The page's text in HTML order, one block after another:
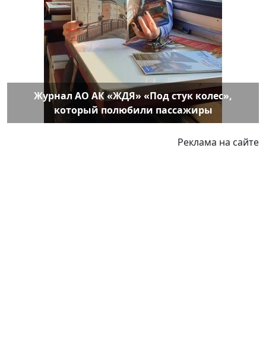
Журнал АО АК «ЖДЯ» «Под стук колес»,
который полюбили пассажиры
Реклама на сайте